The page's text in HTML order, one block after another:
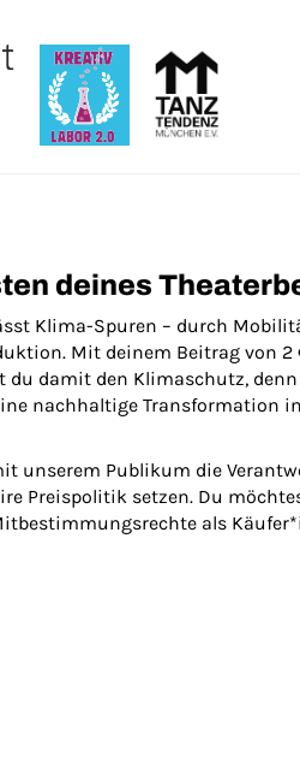
deines
Klima-Spuren – durch
Mit deinem Beitrag von
damit den Klimaschutz,
nachhaltige Transformation
unserem Publikum die
Preispolitik setzen. Du
als